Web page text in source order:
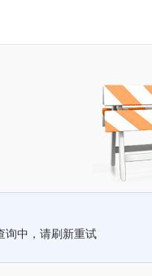
询中，请刷新重试